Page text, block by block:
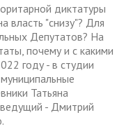
диктатуры
власть "снизу"? Для
Депутатов? На
почему и с какими
году - в студии
Татьяна
- Дмитрий